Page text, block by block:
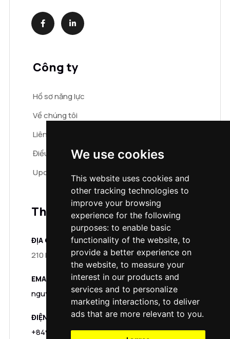
We use cookies
This website uses cookies and
other tracking technologies to
improve your browsing
experience for the following
purposes: to enable basic
functionality of the website, to
provide a better experience on
the website, to measure your
interest in our products and
services and to personalize
marketing interactions, to deliver
ads that are more relevant to you.
Công ty
Hồ sơ năng lực
Về chúng tôi
Liên hệ
Điều khoản & điều kiện
Update cookies preferences
Thông tin liên hệ
ĐỊA CHỈ:
210 D1 Trung Tự, Đống Đa, Hà Nội
EMAIL:
nguyenbahoangnam2510@gmail.com
ĐIỆN THOẠI:
+84974159889